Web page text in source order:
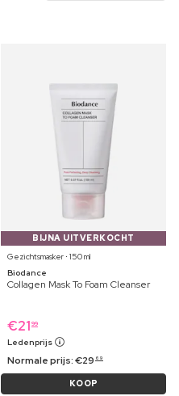
BIJNA UITVERKOCHT
Gezichtsmasker ⋅ 150 ml
Biodance
Collagen Mask To Foam Cleanser
€21 99
Ledenprijs
Normale prijs:€29 69
KOOP